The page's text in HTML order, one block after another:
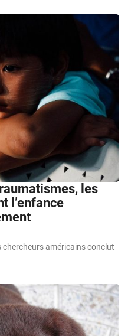
les
l’enfance
chercheurs américains conclut